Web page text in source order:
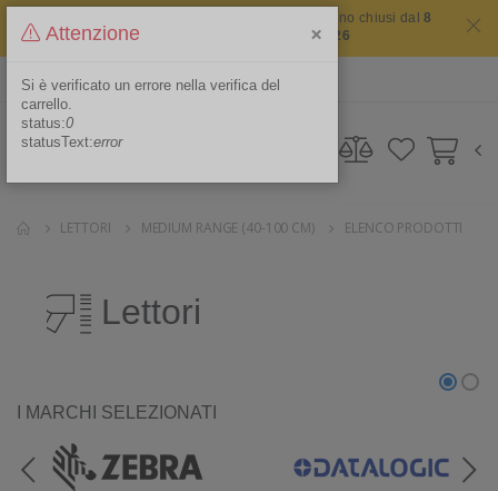
Il sito non chiude mai ma i nostri uffici saranno chiusi dal8
agosto 2026 al 16 agosto 2026
Area Riservata
LETTORI MEDIUM RANGE (40-100 CM) ELENCO PRODOTTI
Lettori
I MARCHI SELEZIONATI
Attenzione ×
Si è verificato un errore nella verifica del
carrello.
status:0
statusText:error